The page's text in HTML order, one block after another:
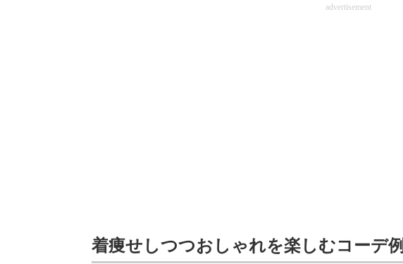
advertisement
着痩せしつつおしゃれを楽しむコーデ例